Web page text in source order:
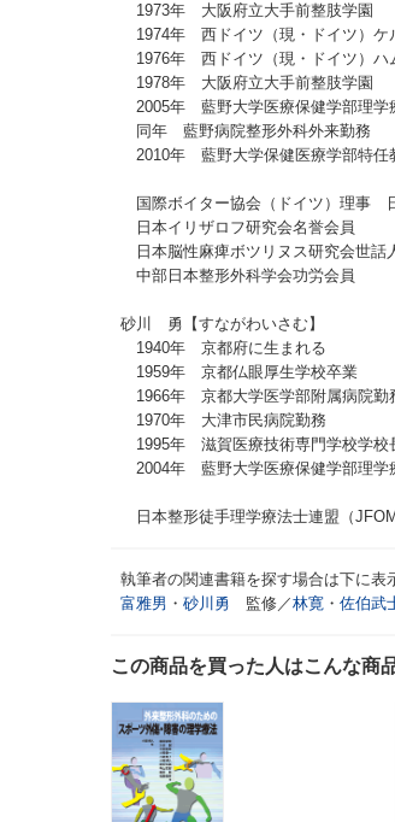
1973年 大阪府立大手前整肢学園
1974年 西ドイツ（現・ドイツ）ケ
1976年 西ドイツ（現・ドイツ）ハ
1978年 大阪府立大手前整肢学園
2005年 藍野大学医療保健学部理学
同年 藍野病院整形外科外来勤務
2010年 藍野大学保健医療学部特任
国際ボイター協会（ドイツ）理事
日本イリザロフ研究会名誉会員
日本脳性麻痺ボツリヌス研究会世話
中部日本整形外科学会功労会員
砂川 勇【すながわいさむ】
1940年 京都府に生まれる
1959年 京都仏眼厚生学校卒業
1966年 京都大学医学部附属病院勤
1970年 大津市民病院勤務
1995年 滋賀医療技術専門学校学校
2004年 藍野大学医療保健学部理学
日本整形徒手理学療法士連盟（
執筆者の関連書籍を探す場合は下に
富雅男 ・ 砂川勇 監修／林寛 ・ 佐伯武
この商品を買った人はこんな商